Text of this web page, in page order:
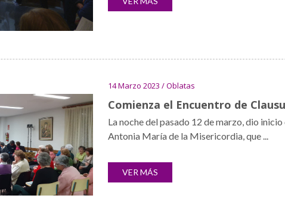
14 Marzo 2023 / Oblatas
Comienza el Encuentro de
La noche del pasado 12 de marzo, dio
Antonia María de la Misericordia, que ...
VER MÁS